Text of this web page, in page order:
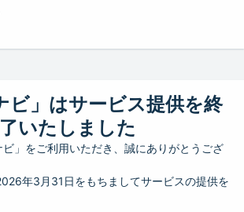
ビ」はサービス提供を終
了いたしました
」をご利用いただき、誠にありがとうござ
年3月31日をもちましてサービスの提供を